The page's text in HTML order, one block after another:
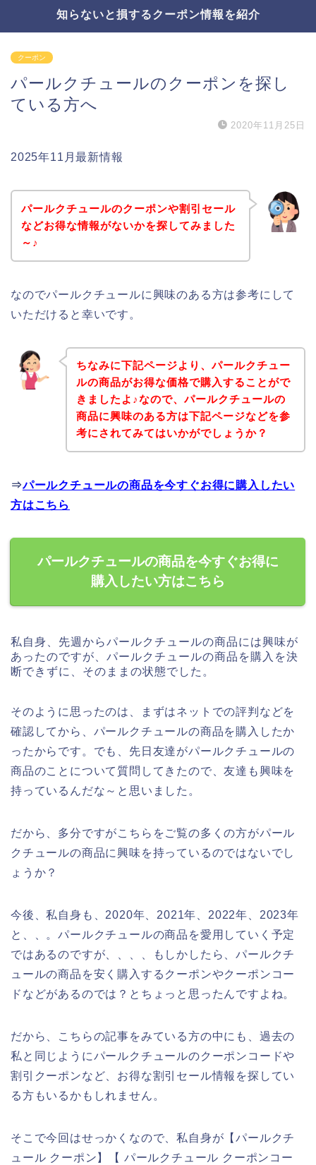
知らないと損するクーポン情報を紹介
クーポン
パールクチュールのクーポンを探し
ている方へ
2020年11月25日
2025年11月最新情報
パールクチュールのクーポンや割引セール
などお得な情報がないかを探してみました
～♪
なのでパールクチュールに興味のある方は参考にして
いただけると幸いです。
ちなみに下記ページより、パールクチュー
ルの商品がお得な価格で購入することがで
きましたよ♪なので、パールクチュールの
商品に興味のある方は下記ページなどを参
考にされてみてはいかがでしょうか？
⇒パールクチュールの商品を今すぐお得に購入したい
方はこちら
パールクチュールの商品を今すぐお得に
購入したい方はこちら
私自身、先週からパールクチュールの商品には興味が
あったのですが、パールクチュールの商品を購入を決
断できずに、そのままの状態でした。
そのように思ったのは、まずはネットでの評判などを
確認してから、パールクチュールの商品を購入したか
ったからです。でも、先日友達がパールクチュールの
商品のことについて質問してきたので、友達も興味を
持っているんだな～と思いました。
だから、多分ですがこちらをご覧の多くの方がパール
クチュールの商品に興味を持っているのではないでし
ょうか？
今後、私自身も、2020年、2021年、2022年、2023年
と、、。パールクチュールの商品を愛用していく予定
ではあるのですが、、、、もしかしたら、パールクチ
ュールの商品を安く購入するクーポンやクーポンコー
ドなどがあるのでは？とちょっと思ったんですよね。
だから、こちらの記事をみている方の中にも、過去の
私と同じようにパールクチュールのクーポンコードや
割引クーポンなど、お得な割引セール情報を探してい
る方もいるかもしれません。
そこで今回はせっかくなので、私自身が【パールクチ
ュール クーポン】【 パールクチュール クーポンコー